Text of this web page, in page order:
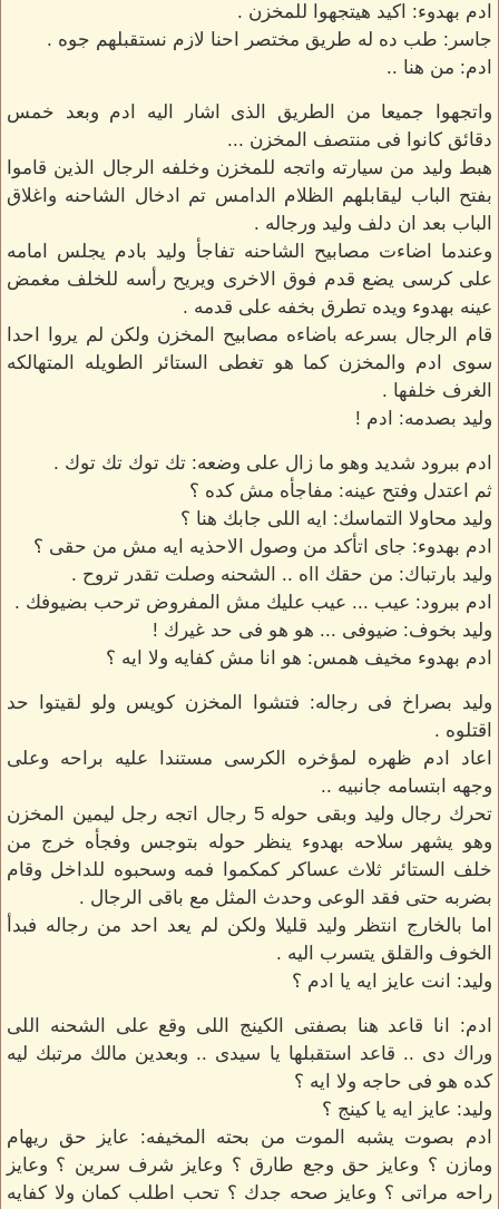
ادم بهدوء: اكيد هيتجهوا للمخزن .
جاسر: طب ده له طريق مختصر احنا لازم نستقبلهم جوه .
ادم: من هنا ..
واتجهوا جميعا من الطريق الذى اشار اليه ادم وبعد خمس
دقائق كانوا فى منتصف المخزن ...
هبط وليد من سيارته واتجه للمخزن وخلفه الرجال الذين قاموا
بفتح الباب ليقابلهم الظلام الدامس تم ادخال الشاحنه واغلاق
الباب بعد ان دلف وليد ورجاله .
وعندما اضاءت مصابيح الشاحنه تفاجأ وليد بادم يجلس امامه
على كرسى يضع قدم فوق الاخرى ويريح رأسه للخلف مغمض
عينه بهدوء ويده تطرق بخفه على قدمه .
قام الرجال بسرعه باضاءه مصابيح المخزن ولكن لم يروا احدا
سوى ادم والمخزن كما هو تغطى الستائر الطويله المتهالكه
الغرف خلفها .
وليد بصدمه: ادم !
ادم ببرود شديد وهو ما زال على وضعه: تك توك تك توك .
ثم اعتدل وفتح عينه: مفاجأه مش كده ؟
وليد محاولا التماسك: ايه اللى جابك هنا ؟
ادم بهدوء: جاى اتأكد من وصول الاحذيه ايه مش من حقى ؟
وليد بارتباك: من حقك ااه .. الشحنه وصلت تقدر تروح .
ادم ببرود: عيب ... عيب عليك مش المفروض ترحب بضيوفك .
وليد بخوف: ضيوفى ... هو هو فى حد غيرك !
ادم بهدوء مخيف همس: هو انا مش كفايه ولا ايه ؟
وليد بصراخ فى رجاله: فتشوا المخزن كويس ولو لقيتوا حد
اقتلوه .
اعاد ادم ظهره لمؤخره الكرسى مستندا عليه براحه وعلى
وجهه ابتسامه جانبيه ..
تحرك رجال وليد وبقى حوله 5 رجال اتجه رجل ليمين المخزن
وهو يشهر سلاحه بهدوء ينظر حوله بتوجس وفجأه خرج من
خلف الستائر ثلاث عساكر كمكموا فمه وسحبوه للداخل وقام
بضربه حتى فقد الوعى وحدث المثل مع باقى الرجال .
اما بالخارج انتظر وليد قليلا ولكن لم يعد احد من رجاله فبدأ
الخوف والقلق يتسرب اليه .
وليد: انت عايز ايه يا ادم ؟
ادم: انا قاعد هنا بصفتى الكينج اللى وقع على الشحنه اللى
وراك دى .. قاعد استقبلها يا سيدى .. وبعدين مالك مرتبك ليه
كده هو فى حاجه ولا ايه ؟
وليد: عايز ايه يا كينج ؟
ادم بصوت يشبه الموت من بحته المخيفه: عايز حق ريهام
ومازن ؟ وعايز حق وجع طارق ؟ وعايز شرف سرين ؟ وعايز
راحه مراتى ؟ وعايز صحه جدك ؟ تحب اطلب كمان ولا كفايه